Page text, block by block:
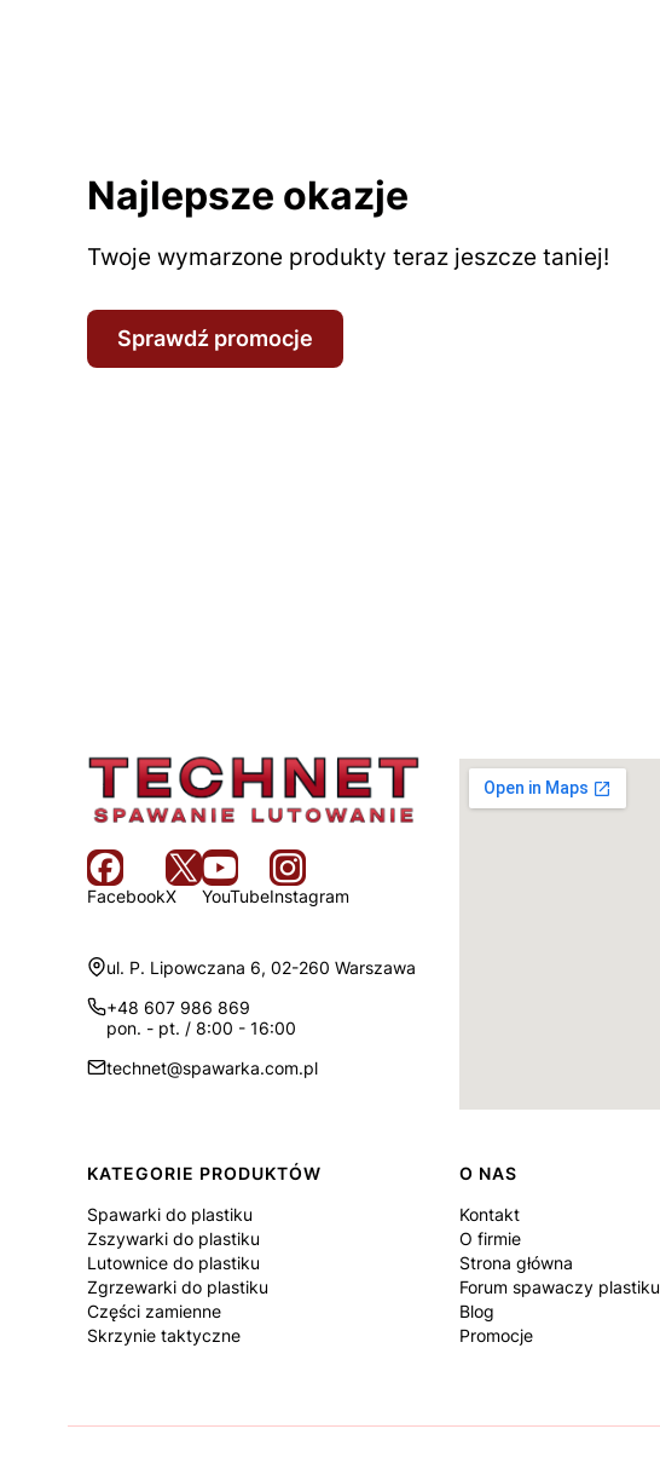
Najlepsze okazje
Twoje wymarzone produkty teraz jeszcze taniej!
Sprawdź promocje
FacebookX YouTubeInstagram
Adres:
ul. P. Lipowczana 6, 02-260 Warszawa
+48 607 986 869
pon. - pt. / 8:00 - 16:00
technet@spawarka.com.pl
Linki w stopce
KATEGORIE PRODUKTÓW
Spawarki do plastiku
Zszywarki do plastiku
Lutownice do plastiku
Zgrzewarki do plastiku
Części zamienne
Skrzynie taktyczne
O NAS
Kontakt
O firmie
Strona główna
Forum spawaczy plastiku
Blog
Promocje